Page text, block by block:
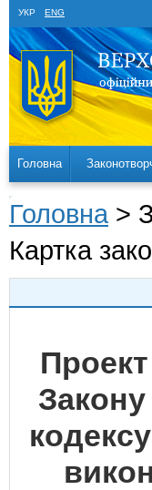
УКР ENG
Головна
Головна >
Картка